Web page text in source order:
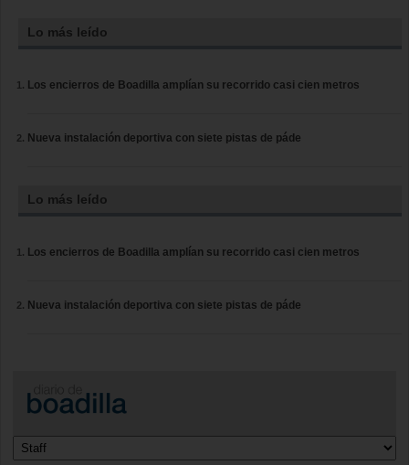
Lo más leído
Los encierros de Boadilla amplían su recorrido casi cien metros
Nueva instalación deportiva con siete pistas de páde
Lo más leído
Los encierros de Boadilla amplían su recorrido casi cien metros
Nueva instalación deportiva con siete pistas de páde